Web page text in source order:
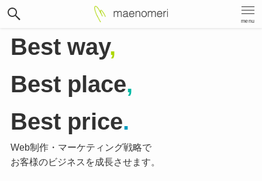
menu
Best way,
Best place,
Best price.
Web制作・マーケティング戦略で
お客様のビジネスを成長させます。